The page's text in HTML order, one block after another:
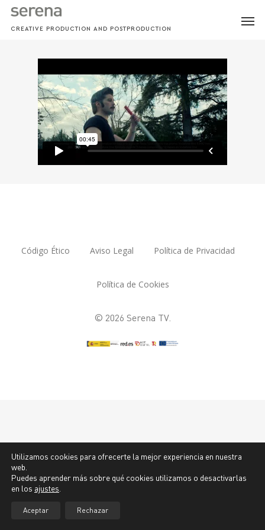
Skip
CREATIVE PRODUCTION AND POSTPRODUCTION
Código Ético Aviso Legal Política de Privacidad
Política de Cookies
© 2026 Serena TV.
Utilizamos cookies para ofrecerte la mejor experiencia en nuestra
web.
Puedes aprender más sobre qué cookies utilizamos o desactivarlas
en los ajustes
Aceptar Rechazar